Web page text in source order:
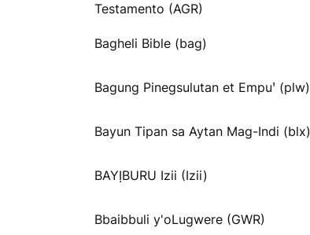
Testamento (AGR)
Bagheli Bible (bag)
Bagung Pinegsulutan et Empuꞌ (plw)
Bayun Tipan sa Aytan Mag-Indi (blx)
BAYỊBURU Izii (Izii)
Bbaibbuli y'oLugwere (GWR)